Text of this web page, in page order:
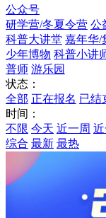
公众号
研学营/冬夏令营 公
科普大讲堂 嘉年华/
少年博物 科普小讲
普师 游乐园
状态：
全部 正在报名 已结
时间：
不限 今天 近一周 近
综合 最新 最热